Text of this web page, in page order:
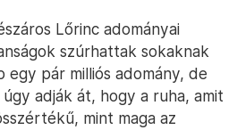
Lőrinc adományai
szúrhattak sokaknak
egy pár milliós adomány, de
adják át, hogy a ruha, amit
mint maga az